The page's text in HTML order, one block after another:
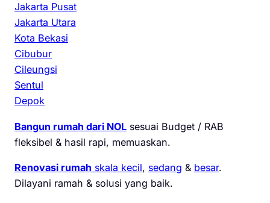
Jakarta Pusat
Jakarta Utara
Kota Bekasi
Cibubur
Cileungsi
Sentul
Depok
Bangun rumah dari NOL sesuai Budget / RAB
fleksibel & hasil rapi, memuaskan.
Renovasi rumah skala kecil, sedang & besar.
Dilayani ramah & solusi yang baik.